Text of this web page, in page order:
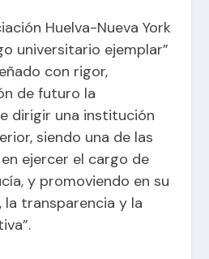
Huelva-Nueva York
universitario ejemplar”
con rigor,
de futuro la
dirigir una institución
siendo una de las
ejercer el cargo de
y promoviendo en su
la transparencia y la